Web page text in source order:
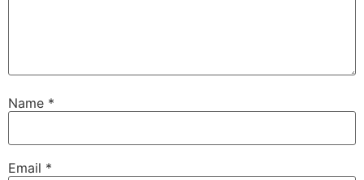
Name *
Email *